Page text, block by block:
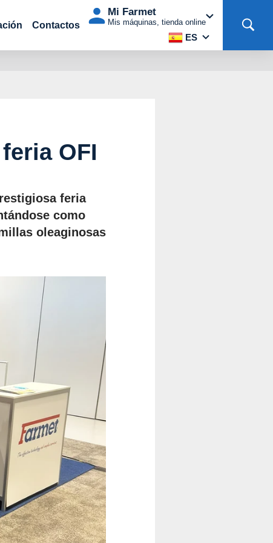
Contactos
ES
Mi Farmet
Mis máquinas, tienda online
OFI
feria
como
oleaginosas